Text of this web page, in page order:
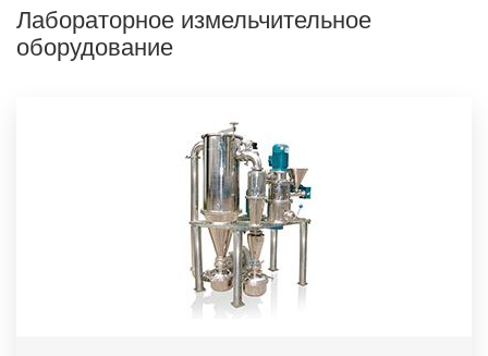
Лабораторное измельчительное
оборудование